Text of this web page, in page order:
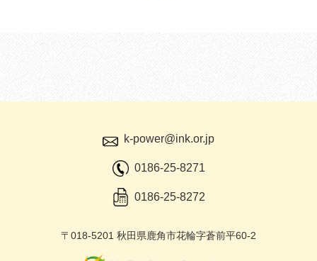
k-power@ink.or.jp
0186-25-8271
0186-25-8272
〒018-5201 秋田県鹿角市花輪字蒼前平60-2